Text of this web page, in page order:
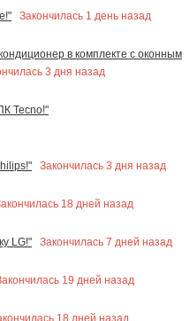
Закончилась 1 день назад
в комплекте с оконным
3 дня назад
Tecno!"
Закончилась 3 дня назад
18 дней назад
LG!"
Закончилась 7 дней назад
19 дней назад
18 дней назад